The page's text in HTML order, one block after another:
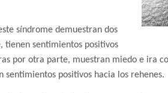
síndrome demuestran dos
tienen sentimientos positivos
por otra parte, muestran miedo e ira
sentimientos positivos hacia los rehenes.